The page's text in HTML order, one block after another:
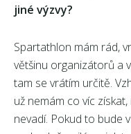
jiné výzvy?
Spartathlon mám rád,
většinu organizátorů a
tam se vrátím určitě.
už nemám co víc
nevadí. Pokud to bude